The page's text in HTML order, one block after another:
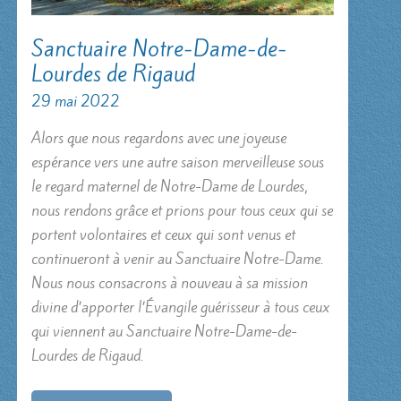
Sanctuaire Notre-Dame-de-
Lourdes de Rigaud
29 mai 2022
Alors que nous regardons avec une joyeuse
espérance vers une autre saison merveilleuse sous
le regard maternel de Notre-Dame de Lourdes,
nous rendons grâce et prions pour tous ceux qui se
portent volontaires et ceux qui sont venus et
continueront à venir au Sanctuaire Notre-Dame.
Nous nous consacrons à nouveau à sa mission
divine d’apporter l’Évangile guérisseur à tous ceux
qui viennent au Sanctuaire Notre-Dame-de-
Lourdes de Rigaud.